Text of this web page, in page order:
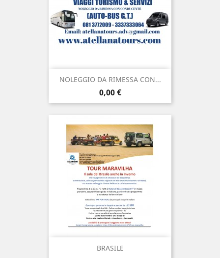
NOLEGGIO DA RIMESSA CON...
Prezzo
0,00 €
BRASILE